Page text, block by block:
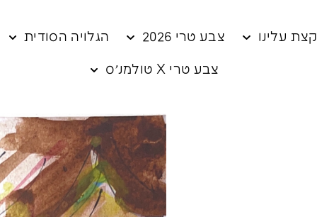
קצת עלינו צבע טרי 2026 הגלויה הסודית
צבע טרי X טולמנ׳ס